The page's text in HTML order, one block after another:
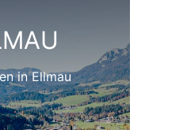
in Ellmau